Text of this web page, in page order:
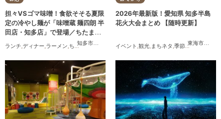
知多市
,半田市
担々VSゴマ味噌！食欲そそる夏限
定の冷やし麺が「味噌蔵 麺四朗 半
田店・知多店」で登場／ちたまる
ランチ,ディナー,ラーメン,ちたまる広告 東海市
,大府
2026年最新版！愛知県 知多半島
花火大会まとめ 【随時更新】
イベント ,観光, まちネタ ,季節ネタ ,まとめ記